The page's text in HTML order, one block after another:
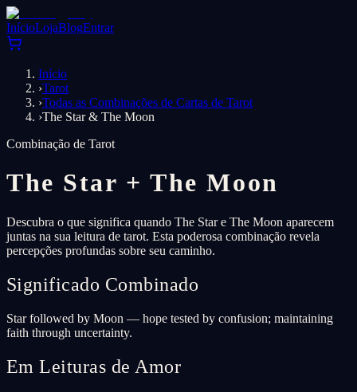
InícioLojaBlogEntrar
Início
›Tarot
›Todas as Combinações de Cartas de Tarot
›The Star & The Moon
Combinação de Tarot
The Star +The Moon
Descubra o que significa quando The Star e The Moon aparecem
juntas na sua leitura de tarot. Esta poderosa combinação revela
percepções profundas sobre seu caminho.
Significado Combinado
Star followed by Moon — hope tested by confusion; maintaining
faith through uncertainty.
Em Leituras de Amor